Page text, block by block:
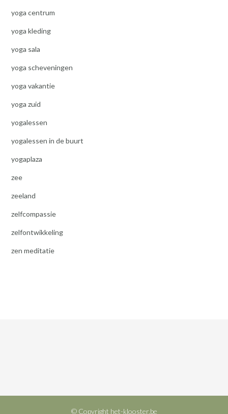
yoga centrum
yoga kleding
yoga sala
yoga scheveningen
yoga vakantie
yoga zuid
yogalessen
yogalessen in de buurt
yogaplaza
zee
zeeland
zelfcompassie
zelfontwikkeling
zen meditatie
© Copyright het-klooster.be